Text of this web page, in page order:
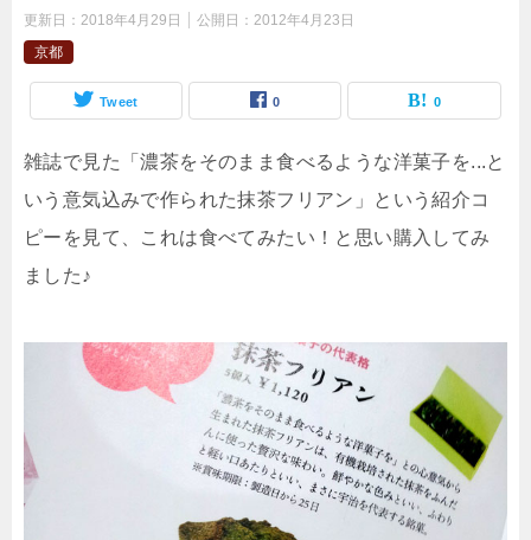
更新日： 2018年4月29日 公開日： 2012年4月23日
京都
Tweet 0 0
雑誌で見た「濃茶をそのまま食べるような洋菓子を...と
いう意気込みで作られた抹茶フリアン」という紹介コ
ピーを見て、これは食べてみたい！と思い購入してみ
ました♪